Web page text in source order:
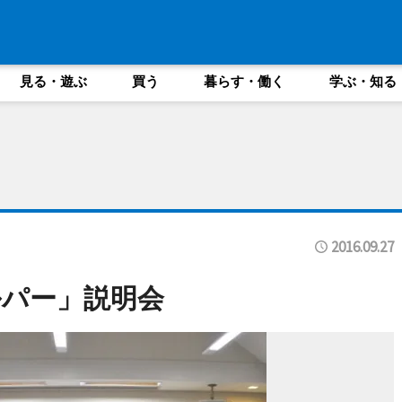
見る・遊ぶ 買う 暮らす・働く 学ぶ・知る
2016.09.27
ー」説明会